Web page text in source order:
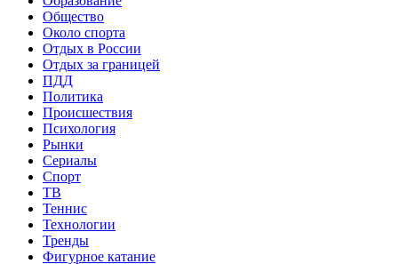
Общество
Около спорта
Отдых в России
Отдых за границей
ПДД
Политика
Происшествия
Психология
Рынки
Сериалы
Спорт
ТВ
Теннис
Технологии
Тренды
Фигурное катание